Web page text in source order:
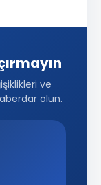
ve
olun.